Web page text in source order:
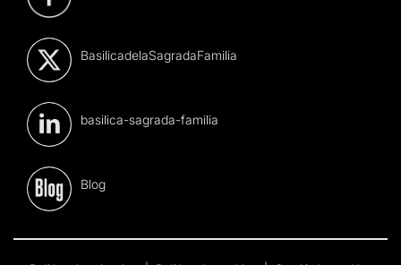
BasilicadelaSagradaFamilia
basilica-sagrada-familia
Blog